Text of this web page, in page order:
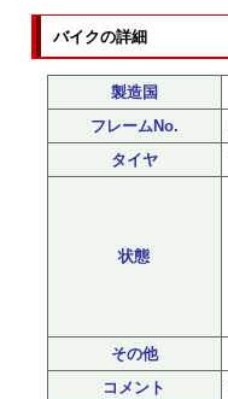
バイクの詳細
製造国
フレームNo.
タイヤ
状態
その他
コメント